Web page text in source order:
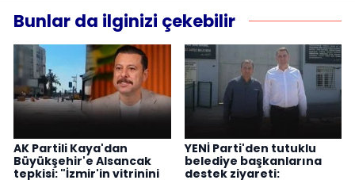
Bunlar da ilginizi çekebilir
AK Partili Kaya'dan
Büyükşehir'e Alsancak
tepkisi: "İzmir'in vitrinini
YENİ Parti'den tutuklu
belediye başkanlarına
destek ziyareti: